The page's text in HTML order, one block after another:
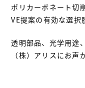
ポリカーボネート切
VE提案の有効な選択
透明部品、光学用途
（株）アリスにお声